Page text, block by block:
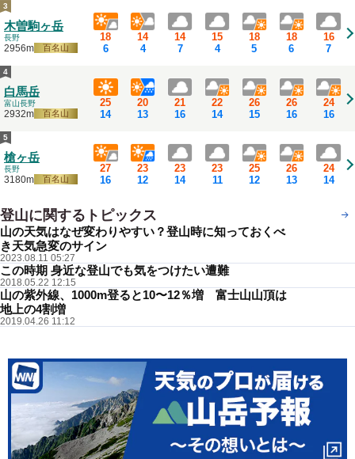
3
木曽駒ヶ岳
長野
2956m 百名山
18
6
14
4
14
7
15
4
18
5
18
6
16
7
4
白馬岳
富山長野
2932m 百名山
25
14
20
13
21
16
22
14
26
15
26
16
24
16
5
槍ヶ岳
長野
3180m 百名山
27
16
23
12
23
14
23
11
25
12
26
13
24
14
登山に関するトピックス
山の天気はなぜ変わりやすい？登山時に知っておくべ
き天気急変のサイン
2023.08.11 05:27
この時期 身近な登山でも気をつけたい遭難
2018.05.22 12:15
山の紫外線、1000m登ると10〜12％増 富士山山頂は
地上の4割増
2019.04.26 11:12